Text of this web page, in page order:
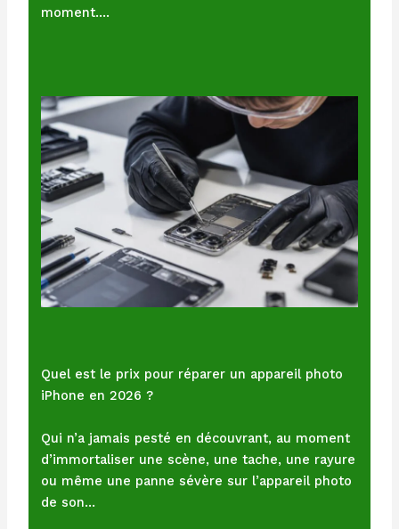
moment.…
Quel est le prix pour réparer un appareil photo
iPhone en 2026 ?
Qui n’a jamais pesté en découvrant, au moment
d’immortaliser une scène, une tache, une rayure
ou même une panne sévère sur l’appareil photo
de son…